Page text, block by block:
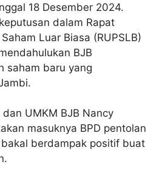
18 Desember 2024.
dalam Rapat
Luar Biasa (RUPSLB)
BJB
saham baru yang
UMKM BJB Nancy
masuknya BPD pentolan
berdampak positif buat